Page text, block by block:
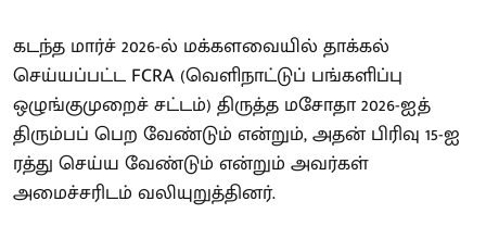
கடந்த மார்ச் 2026-ல் மக்களவையில் தாக்கல்
செய்யப்பட்ட FCRA (வெளிநாட்டுப் பங்களிப்பு
ஒழுங்குமுறைச் சட்டம்) திருத்த மசோதா 2026-ஐத்
திரும்பப் பெற வேண்டும் என்றும், அதன் பிரிவு 15-ஐ
ரத்து செய்ய வேண்டும் என்றும் அவர்கள்
அமைச்சரிடம் வலியுறுத்தினர்.